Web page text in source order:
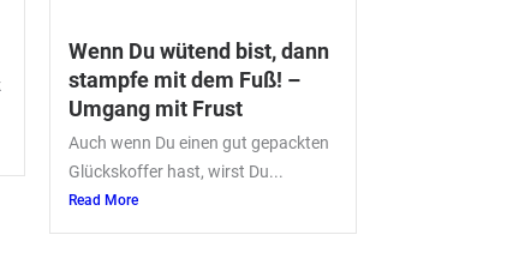
Wenn Du wütend bist, dann
stampfe mit dem Fuß! –
Umgang mit Frust
Auch wenn Du einen gut gepackten
Glückskoffer hast, wirst Du...
Read More